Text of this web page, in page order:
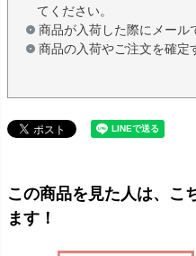
てください。
商品が入荷した際にメール
商品の入荷やご注文を確定
この商品を見た人は、こ
ます！